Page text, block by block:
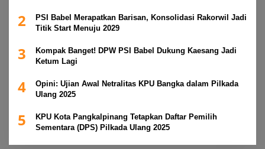
2
PSI Babel Merapatkan Barisan, Konsolidasi Rakorwil Jadi
Titik Start Menuju 2029
3
Kompak Banget! DPW PSI Babel Dukung Kaesang Jadi
Ketum Lagi
4
Opini: Ujian Awal Netralitas KPU Bangka dalam Pilkada
Ulang 2025
5
KPU Kota Pangkalpinang Tetapkan Daftar Pemilih
Sementara (DPS) Pilkada Ulang 2025